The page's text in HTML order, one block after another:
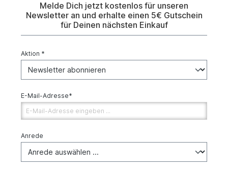
Melde Dich jetzt kostenlos für unseren
Newsletter an und erhalte einen 5€ Gutschein
für Deinen nächsten Einkauf
Aktion *
E-Mail-Adresse*
Anrede